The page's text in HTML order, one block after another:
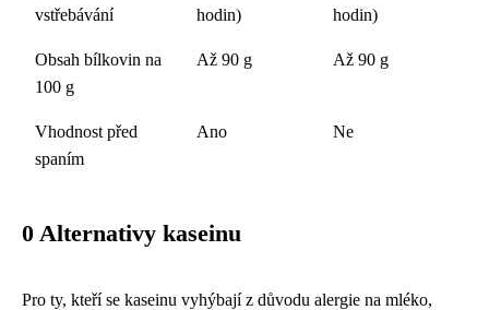
vstřebávání
hodin)
hodin)
Obsah bílkovin na
100 g
Až 90 g Až 90 g
Vhodnost před
spaním
Ano Ne
0 Alternativy kaseinu
Pro ty, kteří se kaseinu vyhýbají z důvodu alergie na mléko,